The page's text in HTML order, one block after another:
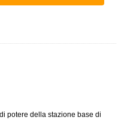
potere della stazione base di